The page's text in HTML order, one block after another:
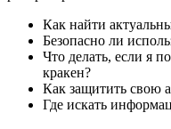
Как найти
Безопасно ли
Что делать, если я
кракен?
Как защитить свою
Где искать